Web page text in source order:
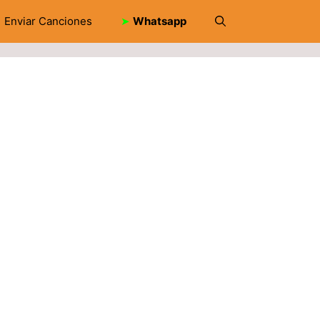
Enviar Canciones ➤ Whatsapp